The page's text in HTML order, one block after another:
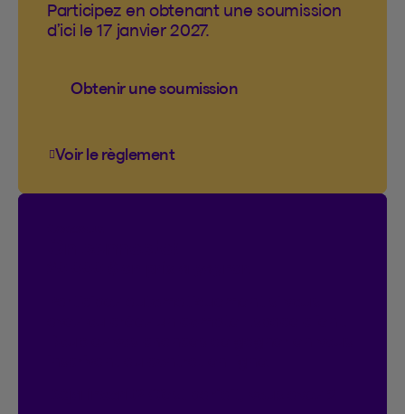
Participez en obtenant une soumission
d’ici le 17 janvier 2027.
Obtenir une soumission
Voir le règlement
Voir le règlement du concours Vous